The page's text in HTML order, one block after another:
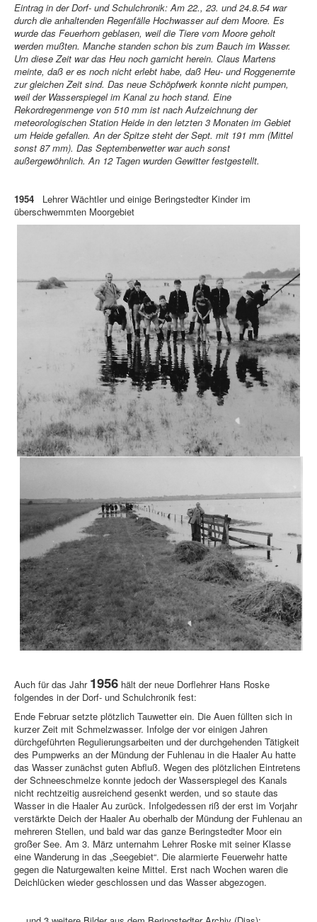
Eintrag in der Dorf- und Schulchronik: Am 22., 23. und 24.8.54 war
durch die anhaltenden Regenfälle Hochwasser auf dem Moore. Es
wurde das Feuerhorn geblasen, weil die Tiere vom Moore geholt
werden mußten. Manche standen schon bis zum Bauch im Wasser.
Um diese Zeit war das Heu noch garnicht herein. Claus Martens
meinte, daß er es noch nicht erlebt habe, daß Heu- und Roggenernte
zur gleichen Zeit sind. Das neue Schöpfwerk konnte nicht pumpen,
weil der Wasserspiegel im Kanal zu hoch stand. Eine
Rekordregenmenge von 510 mm ist nach Aufzeichnung der
meteorologischen Station Heide in den letzten 3 Monaten im Gebiet
um Heide gefallen. An der Spitze steht der Sept. mit 191 mm (Mittel
sonst 87 mm). Das Septemberwetter war auch sonst
außergewöhnlich. An 12 Tagen wurden Gewitter festgestellt.
1954
Lehrer Wächtler und einige Beringstedter Kinder im
überschwemmten Moorgebiet
Auch für das Jahr 1956 hält der neue Dorflehrer Hans Roske
folgendes in der Dorf- und Schulchronik fest:
Ende Februar setzte plötzlich Tauwetter ein. Die Auen füllten sich in
kurzer Zeit mit Schmelzwasser. Infolge der vor einigen Jahren
dürchgeführten Regulierungsarbeiten und der durchgehenden Tätigkeit
des Pumpwerks an der Mündung der Fuhlenau in die Haaler Au hatte
das Wasser zunächst guten Abfluß. Wegen des plötzlichen Eintretens
der Schneeschmelze konnte jedoch der Wasserspiegel des Kanals
nicht rechtzeitig ausreichend gesenkt werden, und so staute das
Wasser in die Haaler Au zurück. Infolgedessen riß der erst im Vorjahr
verstärkte Deich der Haaler Au oberhalb der Mündung der Fuhlenau an
mehreren Stellen, und bald war das ganze Beringstedter Moor ein
großer See. Am 3. März unternahm Lehrer Roske mit seiner Klasse
eine Wanderung in das „Seegebiet“. Die alarmierte Feuerwehr hatte
gegen die Naturgewalten keine Mittel. Erst nach Wochen waren die
Deichlücken wieder geschlossen und das Wasser abgezogen.